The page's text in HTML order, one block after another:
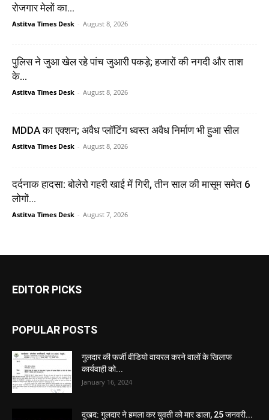
रोजगार मेलों का...
Astitva Times Desk - August 8, 2026
पुलिस ने जुआ खेल रहे पांच जुआरी पकड़े; हजारों की नगदी और ताश
के...
Astitva Times Desk - August 8, 2026
MDDA का एक्शन; अवैध प्लॉटिंग ध्वस्त अवैध निर्माण भी हुआ सील
Astitva Times Desk - August 8, 2026
दर्दनाक हादसा: बोलेरो गहरी खाई में गिरी, तीन साल की मासूम समेत 6
लोगों...
Astitva Times Desk - August 7, 2026
EDITOR PICKS
POPULAR POSTS
गुलदार की फर्जी वीडियो वायरल करने वालों के खिलाफ
कार्यवाही को...
January 16, 2024
दुखद: गुलदार ने हमला कर युवती को मार डाला, 25 जनवरी...